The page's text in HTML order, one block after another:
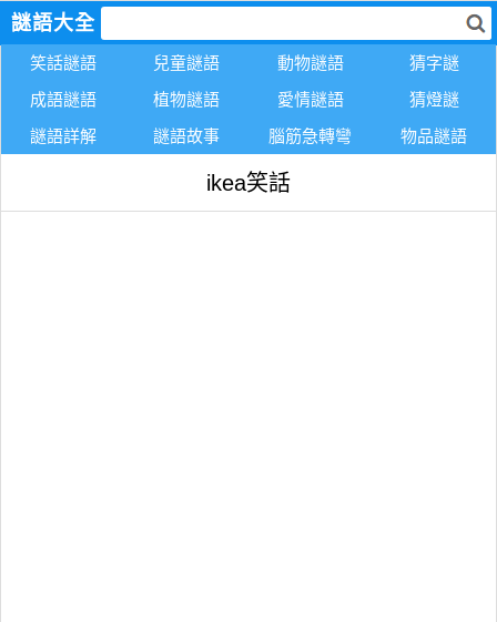
謎語大全
笑話謎語 兒童謎語 動物謎語
猜字謎
成語謎語
植物謎語 愛情謎語
猜燈謎
謎語詳解
謎語故事 腦筋急轉彎 物品謎語
ikea笑話